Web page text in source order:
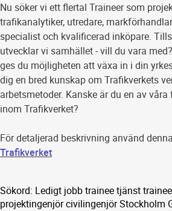
Nu söker vi ett flertal Traineer som
trafikanalytiker, utredare,
specialist och kvalificerad inköpare.
utvecklar vi samhället - vill du vara
ges du möjligheten att växa in i din
dig en bred kunskap om Trafikverkets
arbetsmetoder. Kanske är du en av
inom Trafikverket?
För detaljerad beskrivning använd
Trafikverket
Sökord: Ledigt jobb trainee tjänst
projektingenjör civilingenjör Stockholm